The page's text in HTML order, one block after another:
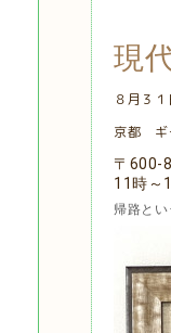
現
８月３
京都 ギ
〒600-
11時～
帰路とい